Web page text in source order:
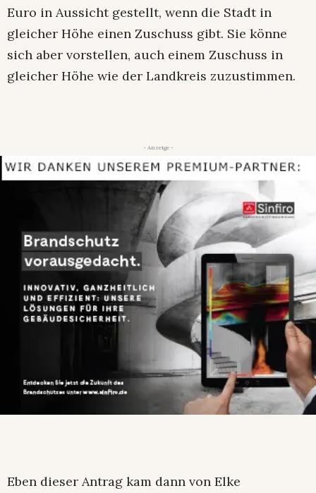
Euro in Aussicht gestellt, wenn die Stadt in
gleicher Höhe einen Zuschuss gibt. Sie könne
sich aber vorstellen, auch einem Zuschuss in
gleicher Höhe wie der Landkreis zuzustimmen.
- Anzeige -
Eben dieser Antrag kam dann von Elke